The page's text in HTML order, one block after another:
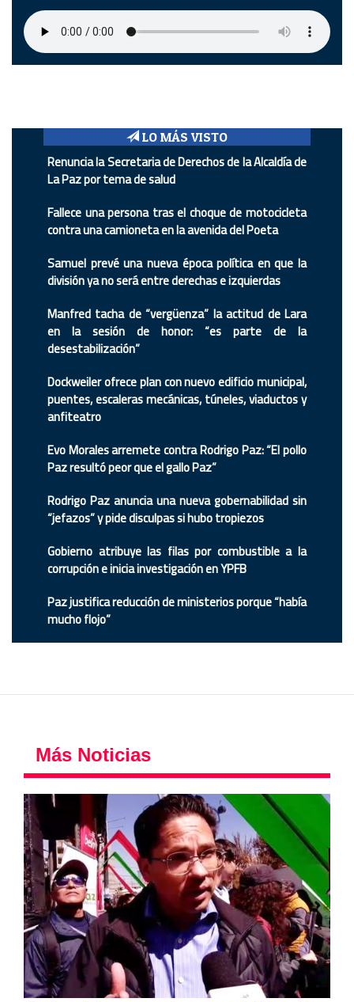
LO MÁS VISTO
Renuncia la Secretaria de Derechos de la Alcaldía de
La Paz por tema de salud
Fallece una persona tras el choque de motocicleta
contra una camioneta en la avenida del Poeta
Samuel prevé una nueva época política en que la
división ya no será entre derechas e izquierdas
Manfred tacha de “vergüenza” la actitud de Lara
en la sesión de honor: “es parte de la
desestabilización”
Dockweiler ofrece plan con nuevo edificio municipal,
puentes, escaleras mecánicas, túneles, viaductos y
anfiteatro
Evo Morales arremete contra Rodrigo Paz: “El pollo
Paz resultó peor que el gallo Paz”
Rodrigo Paz anuncia una nueva gobernabilidad sin
“jefazos” y pide disculpas si hubo tropiezos
Gobierno atribuye las filas por combustible a la
corrupción e inicia investigación en YPFB
Paz justifica reducción de ministerios porque “había
mucho flojo”
Más Noticias